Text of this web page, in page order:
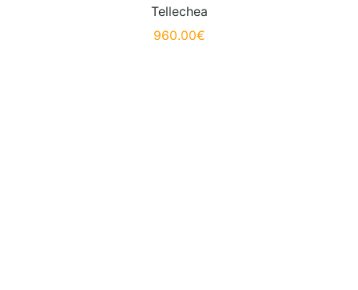
Tellechea
960.00€